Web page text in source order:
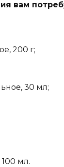
вам
200 г;
30 мл;
мл.